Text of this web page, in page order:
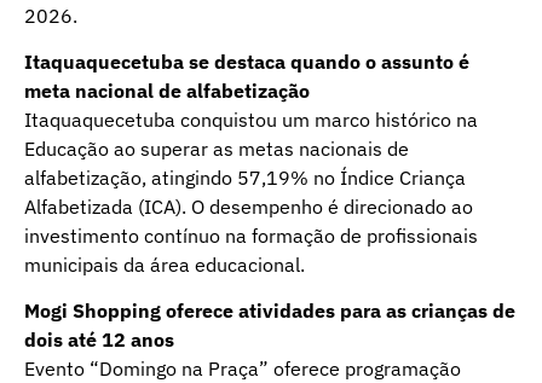
2026.
Itaquaquecetuba se destaca quando o assunto é
meta nacional de alfabetização
Itaquaquecetuba conquistou um marco histórico na
Educação ao superar as metas nacionais de
alfabetização, atingindo 57,19% no Índice Criança
Alfabetizada (ICA). O desempenho é direcionado ao
investimento contínuo na formação de profissionais
municipais da área educacional.
Mogi Shopping oferece atividades para as crianças de
dois até 12 anos
Evento “Domingo na Praça” oferece programação